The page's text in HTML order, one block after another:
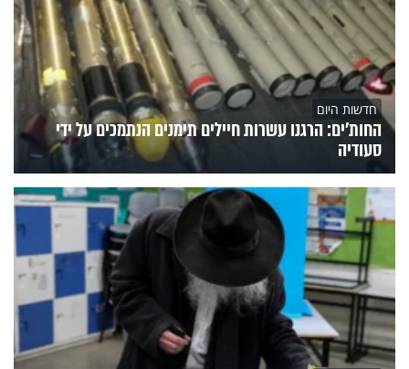
חדשות היום
החות'ים: הרגנו עשרות חיילים תימנים הנתמכים על ידי
סעודיה